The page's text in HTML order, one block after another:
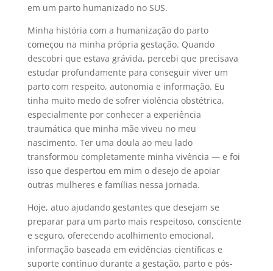
em um parto humanizado no SUS.
Minha história com a humanização do parto
começou na minha própria gestação. Quando
descobri que estava grávida, percebi que precisava
estudar profundamente para conseguir viver um
parto com respeito, autonomia e informação. Eu
tinha muito medo de sofrer violência obstétrica,
especialmente por conhecer a experiência
traumática que minha mãe viveu no meu
nascimento. Ter uma doula ao meu lado
transformou completamente minha vivência — e foi
isso que despertou em mim o desejo de apoiar
outras mulheres e famílias nessa jornada.
Hoje, atuo ajudando gestantes que desejam se
preparar para um parto mais respeitoso, consciente
e seguro, oferecendo acolhimento emocional,
informação baseada em evidências científicas e
suporte contínuo durante a gestação, parto e pós-